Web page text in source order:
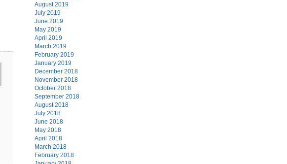
August 2019
July 2019
June 2019
May 2019
April 2019
March 2019
February 2019
January 2019
December 2018
November 2018
October 2018
September 2018
August 2018
July 2018
June 2018
May 2018
April 2018
March 2018
February 2018